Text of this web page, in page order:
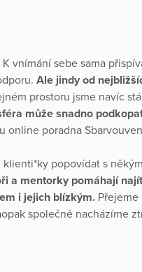
vnímání sebe sama
Ale jindy od
prostoru jsme navíc
může snadno
online poradna
popovídat s
a mentorky pomáhají
i jejich blízkým.
společně nacházíme